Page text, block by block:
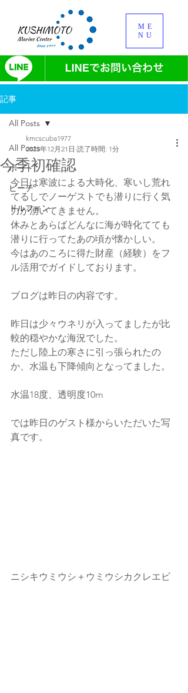
ME
NU
記事
All Posts
ボート
ビーチ
ドルフィン
All Posts
今季初確認
kmcscuba1977
2023年12月21日 読了時間: 1分
今日は寒波による大時化、寒いし荒れ
てるしでノーゲストでも潜りに行く気
力が湧いてきません。
休みとあらばどんなに海が時化てても
潜りに行ってたあの頃が懐かしい。
今はあのころに得た財産（経験）をフ
ル活用でガイドしております。
ブログは昨日の内容です。
昨日は少々ウネリが入ってましたが比
較的穏やかな海況でした。
ただし陸上の寒さに引っ張られたの
か、水温も下降傾向となってました。
水温18度、透明度10m
では昨日のゲスト様からいただいた写
真です。
ニシキウミウシ＋ウミウシカクレエビ